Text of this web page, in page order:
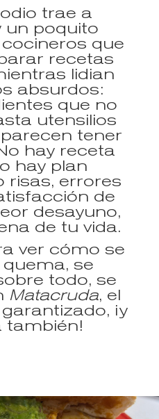
trae a
un poquito
que
recetas
lidian
absurdos:
que no
utensilios
tener
hay receta
hay plan
risas, errores
de
desayuno,
de tu vida.
ver cómo se
se
todo, se
Matacruda, el
¡y
también!